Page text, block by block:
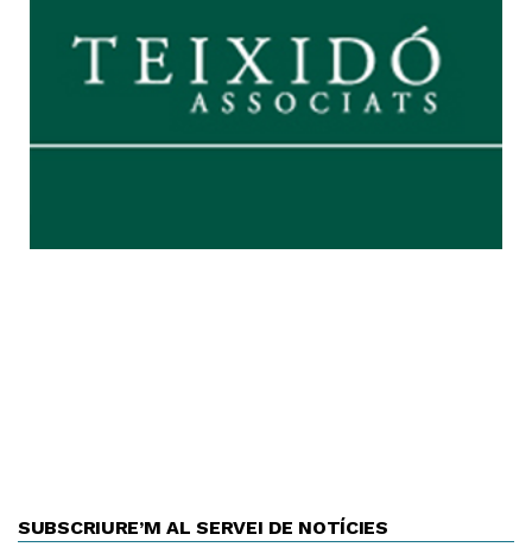
SUBSCRIURE’M AL SERVEI DE NOTÍCIES